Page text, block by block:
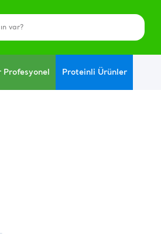
Profesyonel Proteinli Ürünler